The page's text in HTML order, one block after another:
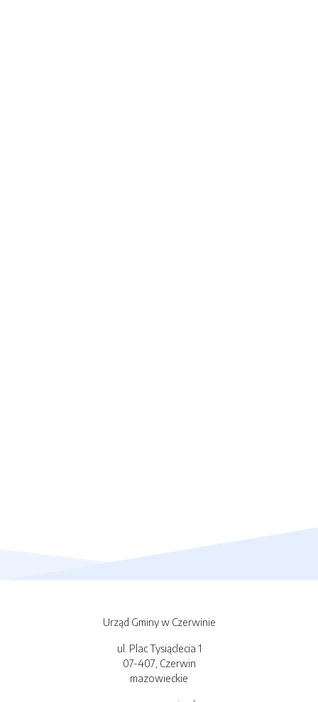
Urząd Gminy w Czerwinie
ul. Plac Tysiąclecia 1
07-407, Czerwin
mazowieckie